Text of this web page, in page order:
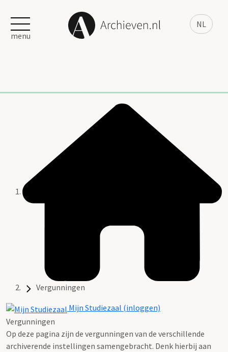
NL
menu
Vergunningen
Mijn Studiezaal (inloggen)
Vergunningen
Op deze pagina zijn de vergunningen van de verschillende
archiverende instellingen samengebracht. Denk hierbij aan